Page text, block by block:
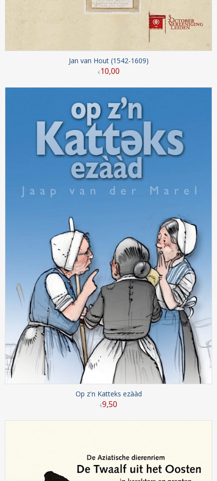
Jan van Hout (1542-1609)
€10,00
Op z'n Katteks ezààd
€9,50